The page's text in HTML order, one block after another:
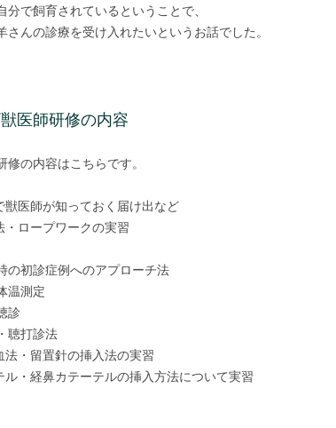
分で飼育されているということで、
さんの診療を受け入れたいというお話でした。
医師研修の内容
修の内容はこちらです。
獣医師が知っておく届け出など
・ロープワークの実習
の初診症例へのアプローチ法
温測定
診
聴打診法
法・留置針の挿入法の実習
ル・経鼻カテーテルの挿入方法について実習